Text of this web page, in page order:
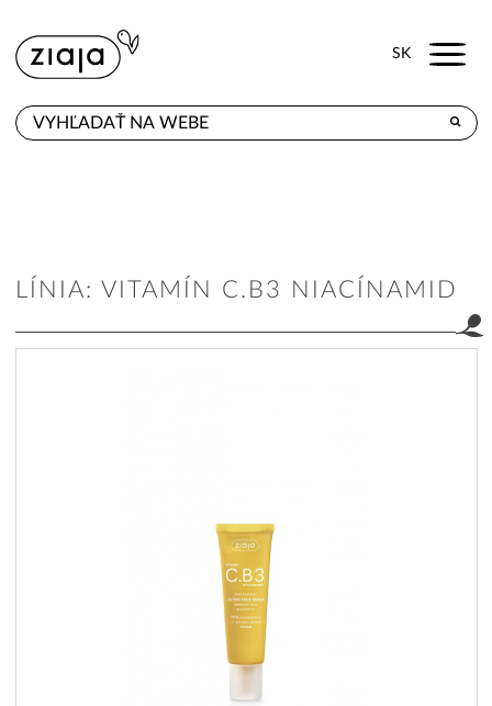
SK Menu
KONTAKT
LÍNIA: VITAMÍN C.B3 NIACÍNAMID